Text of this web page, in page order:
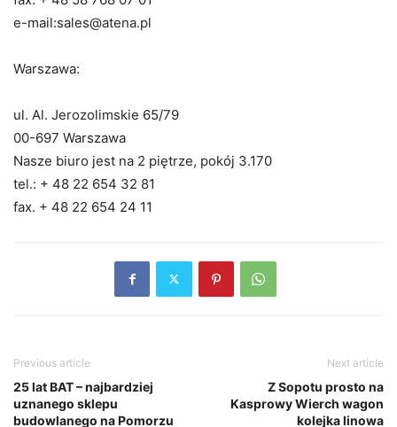
e-mail:sales@atena.pl
Warszawa:
ul. Al. Jerozolimskie 65/79
00-697 Warszawa
Nasze biuro jest na 2 piętrze, pokój 3.170
tel.: + 48 22 654 32 81
fax. + 48 22 654 24 11
Previous article
25 lat BAT – najbardziej
uznanego sklepu
budowlanego na Pomorzu
Next article
Z Sopotu prosto na
Kasprowy Wierch wagon
kolejka linowa